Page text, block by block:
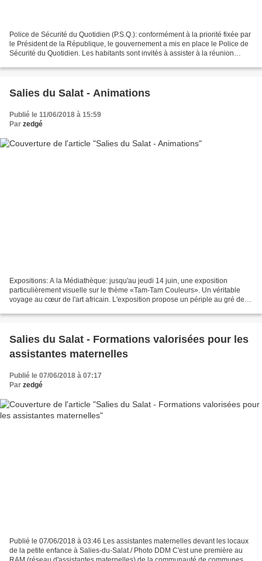
Police de Sécurité du Quotidien (P.S.Q.): conformément à la priorité fixée par
le Président de la République, le gouvernement a mis en place le Police de
Sécurité du Quotidien. Les habitants sont invités à assister à la réunion
Salies du Salat - Animations
Publié le 11/06/2018 à 15:59
Par zedgé
Expositions: A la Médiathèque: jusqu'au jeudi 14 juin, une exposition
particulièrement visuelle sur le thème «Tam-Tam Couleurs». Un véritable
voyage au cœur de l'art africain. L'exposition propose un périple au gré de
Salies du Salat - Formations valorisées pour les
assistantes maternelles
Publié le 07/06/2018 à 07:17
Par zedgé
Publié le 07/06/2018 à 03:46 Les assistantes maternelles devant les locaux
de la petite enfance à Salies-du-Salat./ Photo DDM C'est une première au